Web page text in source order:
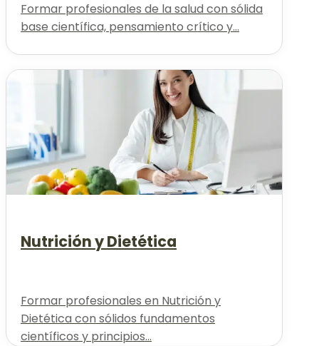
Formar profesionales de la salud con sólida
base científica, pensamiento crítico y...
Nutrición y Dietética
Formar profesionales en Nutrición y
Dietética con sólidos fundamentos
científicos y principios...